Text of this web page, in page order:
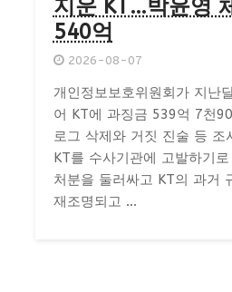
지운 KT…박윤영
540억
2026-08-07
개인정보보호위원회가 지난
어 KT에 과징금 539억 7천
로그 삭제와 거짓 진술 등 조
KT를 수사기관에 고발하기
처분을 둘러싸고 KT의 과거
재조명되고 ...